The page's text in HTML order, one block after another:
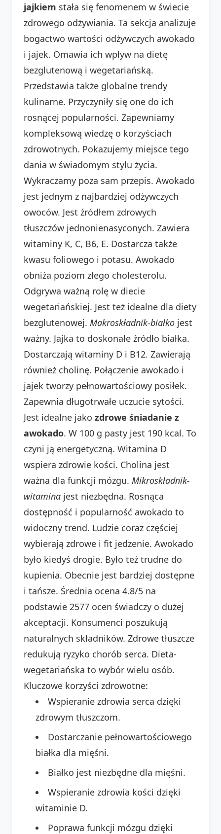
jajkiem stała się fenomenem w świecie
zdrowego odżywiania. Ta sekcja analizuje
bogactwo wartości odżywczych awokado
i jajek. Omawia ich wpływ na dietę
bezglutenową i wegetariańską.
Przedstawia także globalne trendy
kulinarne. Przyczyniły się one do ich
rosnącej popularności. Zapewniamy
kompleksową wiedzę o korzyściach
zdrowotnych. Pokazujemy miejsce tego
dania w świadomym stylu życia.
Wykraczamy poza sam przepis. Awokado
jest jednym z najbardziej odżywczych
owoców. Jest źródłem zdrowych
tłuszczów jednonienasyconych. Zawiera
witaminy K, C, B6, E. Dostarcza także
kwasu foliowego i potasu. Awokado
obniża poziom złego cholesterolu.
Odgrywa ważną rolę w diecie
wegetariańskiej. Jest też idealne dla diety
bezglutenowej. Makroskładnik-białko jest
ważny. Jajka to doskonałe źródło białka.
Dostarczają witaminy D i B12. Zawierają
również cholinę. Połączenie awokado i
jajek tworzy pełnowartościowy posiłek.
Zapewnia długotrwałe uczucie sytości.
Jest idealne jako zdrowe śniadanie z
awokado. W 100 g pasty jest 190 kcal. To
czyni ją energetyczną. Witamina D
wspiera zdrowie kości. Cholina jest
ważna dla funkcji mózgu. Mikroskładnik-
witamina jest niezbędna. Rosnąca
dostępność i popularność awokado to
widoczny trend. Ludzie coraz częściej
wybierają zdrowe i fit jedzenie. Awokado
było kiedyś drogie. Było też trudne do
kupienia. Obecnie jest bardziej dostępne
i tańsze. Średnia ocena 4.8/5 na
podstawie 2577 ocen świadczy o dużej
akceptacji. Konsumenci poszukują
naturalnych składników. Zdrowe tłuszcze
redukują ryzyko chorób serca. Dieta-
wegetariańska to wybór wielu osób.
Kluczowe korzyści zdrowotne:
Wspieranie zdrowia serca dzięki
zdrowym tłuszczom.
Dostarczanie pełnowartościowego
białka dla mięśni.
Białko jest niezbędne dla mięśni.
Wspieranie zdrowia kości dzięki
witaminie D.
Poprawa funkcji mózgu dzięki